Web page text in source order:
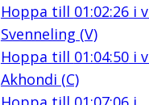
Hoppa till 01:02:26i
Svenneling (V)
Hoppa till 01:04:50i
Akhondi (C)